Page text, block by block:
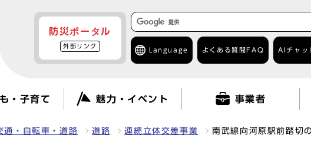
防災ポータル
外部リンク
Language よくある質問 FAQ AIチャッ
・子育て 魅力・イベント 事業者
通・自転車・道路 道路 連続立体交差事業 南武線向河原駅前踏切